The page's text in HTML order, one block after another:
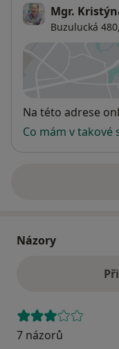
Mgr.
Buzulucká 480,
Dostupnost
Na této adrese
Co mám v takové
Názory
7 názorů